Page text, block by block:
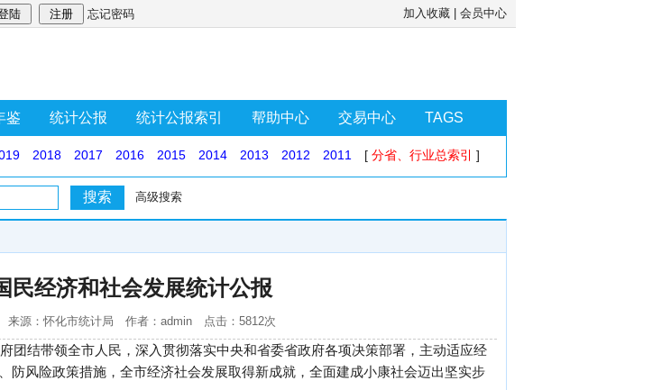
忘记密码 加入收藏 会员中心
鉴 统计公报 统计公报索引 帮助中心 交易中心 TAGS
2018 2017 2016 2015 2014 2013 2012 2011 [ 分省、行业总索引 ]
高级搜索
民经济和社会发展统计公报
来源：怀化市统计局 作者：admin 点击：5812次
团结带领全市人民，深入贯彻落实中央和省委省政府各项决策部署，主动适应经
防风险政策措施，全市经济社会发展取得新成就，全面建成小康社会迈出坚实步